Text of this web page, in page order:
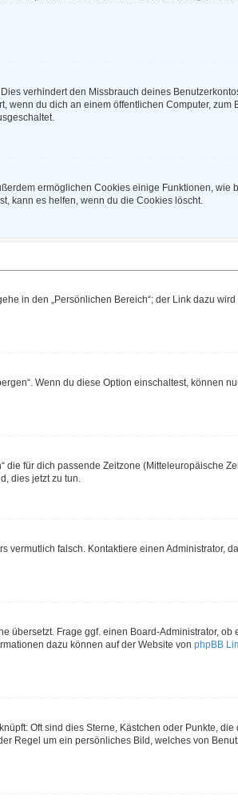
verhindert den Missbrauch deines
wenn du dich an einem öffentlichen Computer, zum
ermöglichen Cookies einige Funktionen, wie
kann es helfen, wenn du die Cookies löscht.
in den „Persönlichen Bereich“; der Link dazu
Wenn du diese Option einschaltest, können
für dich passende Zeitzone (Mitteleuropäische
dies jetzt zu tun.
vermutlich falsch. Kontaktiere einen Administrator,
übersetzt. Frage ggf. einen Board-Administrator, ob
dazu können auf der Website von phpBB
Oft sind dies Sterne, Kästchen oder Punkte,
Regel um ein persönliches Bild, welches von